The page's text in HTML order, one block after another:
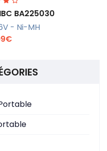
+
BA225030
- Ni-MH